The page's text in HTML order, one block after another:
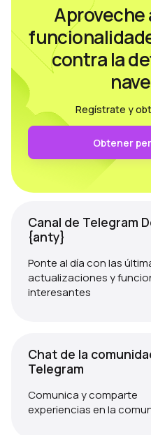
Aproveche
contra la
Regístrate y
Obtener
Canal de Telegram
{anty}
Ponte al día con las
actualizaciones y
interesantes
Chat de la
Telegram
Comunica y comparte
experiencias en la